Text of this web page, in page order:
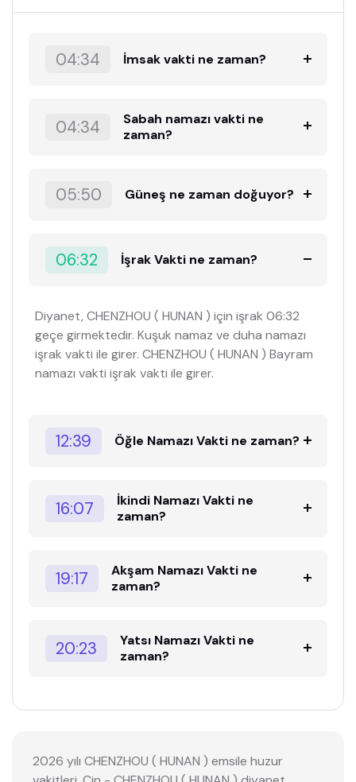
04:34 İmsak vakti ne zaman?
04:34
Sabah namazı vakti ne
zaman?
05:50 Güneş ne zaman doğuyor?
06:32 İşrak Vakti ne zaman?
Diyanet, CHENZHOU ( HUNAN ) için işrak 06:32
geçe girmektedir. Kuşuk namaz ve duha namazı
işrak vakti ile girer. CHENZHOU ( HUNAN ) Bayram
namazı vakti işrak vakti ile girer.
12:39 Öğle Namazı Vakti ne zaman?
16:07
İkindi Namazı Vakti ne
zaman?
19:17
Akşam Namazı Vakti ne
zaman?
20:23
Yatsı Namazı Vakti ne
zaman?
2026 yılı CHENZHOU ( HUNAN ) emsile huzur